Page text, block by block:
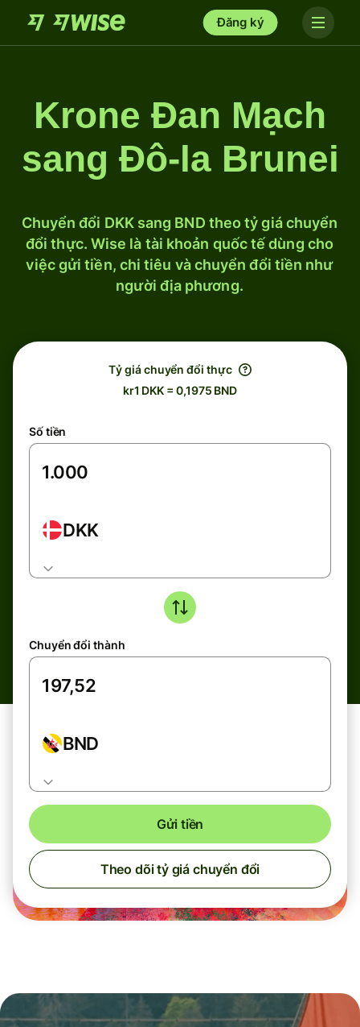
Đăng ký
Krone Đan Mạch
sang Đô-la Brunei
Chuyển đổi DKK sang BND theo tỷ giá chuyển
đổi thực. Wise là tài khoản quốc tế dùng cho
việc gửi tiền, chi tiêu và chuyển đổi tiền như
người địa phương.
Tỷ giá chuyển đổi thực
kr1 DKK = 0,1975 BND
Số tiền
DKK
Chuyển đổi thành
BND
Gửi tiền
Theo dõi tỷ giá chuyển đổi